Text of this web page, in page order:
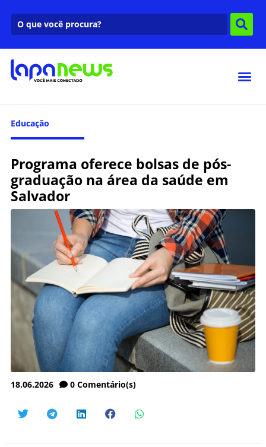
Educação
Programa oferece bolsas de pós-
graduação na área da saúde em
Salvador
18.06.2026 0 Comentário(s)